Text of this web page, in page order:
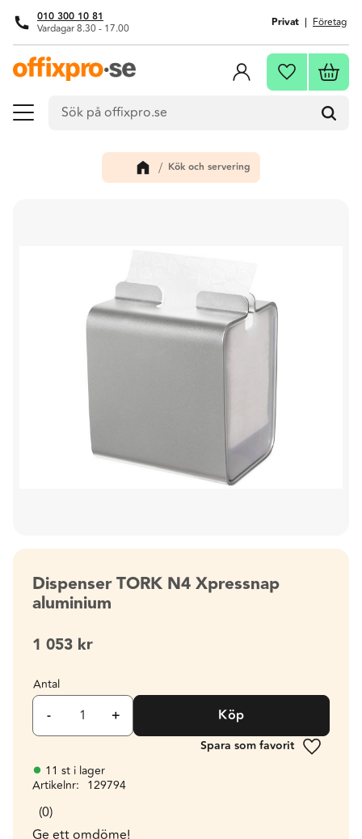
Meny
010 300 10 81
Vardagar 8.30 - 17.00 Privat Företag
Favoriter
Kök och servering
Dispenser TORK N4 Xpressnap
aluminium
1 053 kr
Antal
+
- Köp
Lägg till
11 st i lager
Artikelnr
129794
0
Ge ett omdöme!